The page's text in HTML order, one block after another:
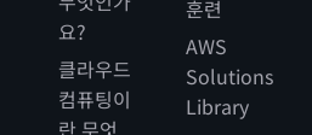
요?
클라우드
컴퓨팅이
란 무엇
훈련
AWS
Solutions
Library